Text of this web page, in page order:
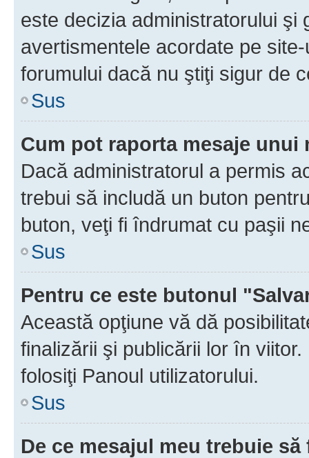
este decizia administratorului şi
avertismentele acordate pe
forumului dacă nu ştiţi sigur de
Sus
Cum pot raporta mesaje unui
Dacă administratorul a permis
trebui să includă un buton
buton, veţi fi îndrumat cu paşii
Sus
Pentru ce este butonul
Această opţiune vă dă
finalizării şi publicării lor în
folosiţi Panoul utilizatorului.
Sus
De ce mesajul meu trebuie